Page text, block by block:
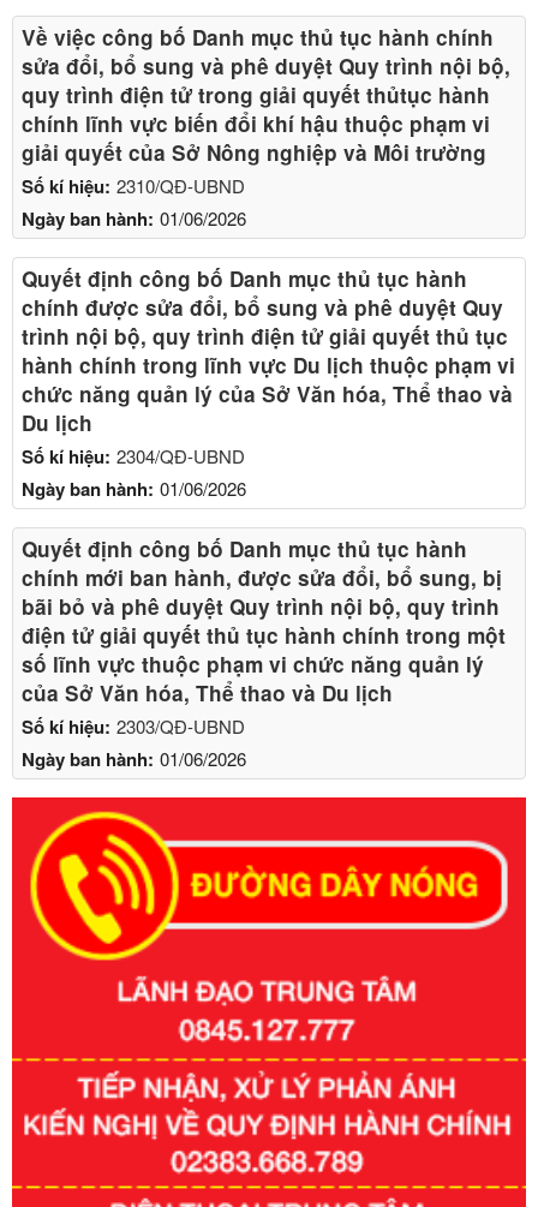
Số kí hiệu: 2310/QĐ-UBND
Ngày ban hành: 01/06/2026
Về việc công bố Danh mục thủ tục hành chính
sửa đổi, bổ sung và phê duyệt Quy trình nội bộ,
quy trình điện tử trong giải quyết thủtục hành
chính lĩnh vực biến đổi khí hậu thuộc phạm vi
giải quyết của Sở Nông nghiệp và Môi trường
Số kí hiệu: 2304/QĐ-UBND
Ngày ban hành: 01/06/2026
Quyết định công bố Danh mục thủ tục hành
chính được sửa đổi, bổ sung và phê duyệt Quy
trình nội bộ, quy trình điện tử giải quyết thủ tục
hành chính trong lĩnh vực Du lịch thuộc phạm vi
chức năng quản lý của Sở Văn hóa, Thể thao và
Du lịch
Số kí hiệu: 2303/QĐ-UBND
Ngày ban hành: 01/06/2026
Quyết định công bố Danh mục thủ tục hành
chính mới ban hành, được sửa đổi, bổ sung, bị
bãi bỏ và phê duyệt Quy trình nội bộ, quy trình
điện tử giải quyết thủ tục hành chính trong một
số lĩnh vực thuộc phạm vi chức năng quản lý
của Sở Văn hóa, Thể thao và Du lịch